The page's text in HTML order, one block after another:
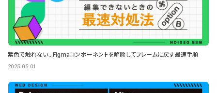
紫色で触れない…Figmaコンポーネントを解除してフレームに戻す最速手順
2025.05.01